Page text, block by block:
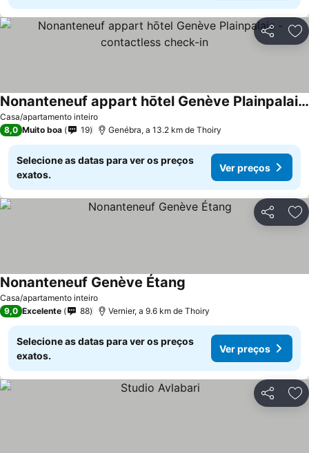
Partilhar
Casa/apartamento inteiro
Nonanteneuf appart hōtel Genève Plainpalais - contactless check-in
8,0 Muito boa 19 Genébra, a 13.2 km de Thoiry
Selecione as datas para ver os preços
exatos.
Ver preços
Partilhar
Casa/apartamento inteiro
Nonanteneuf Genève Étang
9,0 Excelente 88 Vernier, a 9.6 km de Thoiry
Selecione as datas para ver os preços
exatos.
Ver preços
Partilhar